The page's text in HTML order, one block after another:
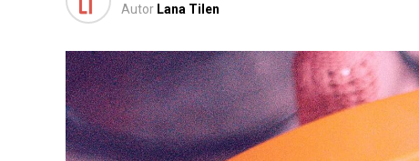
Autor Lana Tilen